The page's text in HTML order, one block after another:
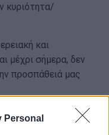
Personal
κυριότητα/
και
μέχρι σήμερα, δεν
προσπάθειά μας
και την αναδίπλωση
της ΕΤΑΔ